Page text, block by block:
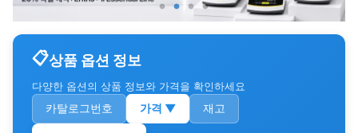
상품 옵션 정보
다양한 옵션의 상품 정보와 가격을 확인하세요
카탈로그번호 가격 ▼ 재고